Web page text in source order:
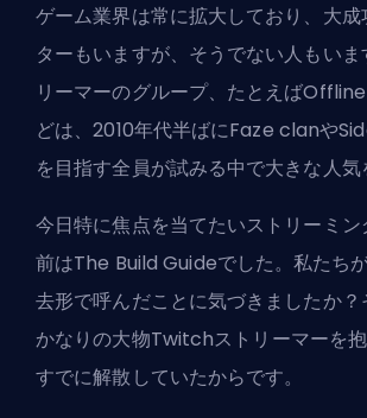
ゲーム業界は常に拡大しており、大成
ターもいますが、そうでない人もいま
リーマーのグループ、たとえば
どは、2010年代半ばにFaze clanや
を目指す全員が試みる中で大きな人気
今日特に焦点を当てたいストリーミン
前はThe Build Guideでした。私たち
去形で呼んだことに気づきましたか
かなりの大物Twitchストリーマーを抱
すでに解散していたからです。